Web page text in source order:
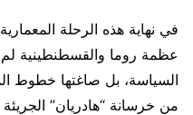
في نهاية هذه الرحلة
عظمة روما والقسطنطينية
السياسة، بل صاغتها خطوط
من خرسانة “هادريان” الجريئة